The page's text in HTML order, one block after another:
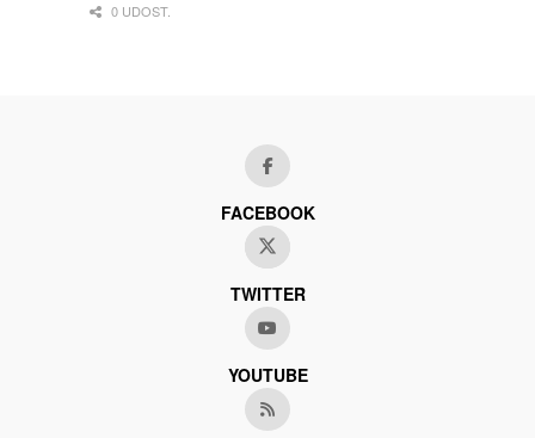
0 UDOST.
FACEBOOK
TWITTER
YOUTUBE